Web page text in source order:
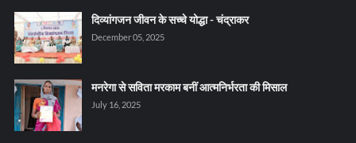
दिव्यांगजन जीवन के सच्चे योद्धा - चंद्राकर
December 05, 2025
मनरेगा से सविता मरकाम बनीं आत्मनिर्भरता की मिसाल
July 16, 2025